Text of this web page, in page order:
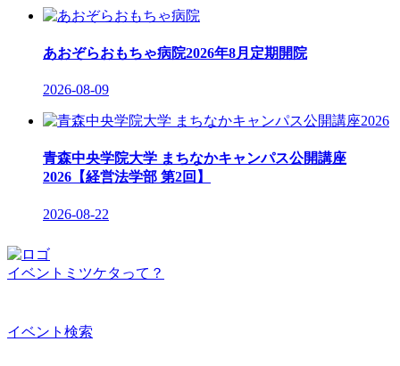
あおぞらおもちゃ病院2026年8月定期開院
2026-08-09
青森中央学院大学 まちなかキャンパス公開講座
2026【経営法学部 第2回】
2026-08-22
イベントミツケタって？
イベント検索